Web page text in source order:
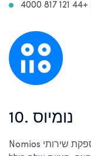
4000
10. נומיוס
Nomios מספקת שירותי SIEM מנוהלים המתמקדים בניטור